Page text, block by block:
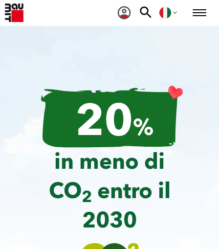
20%
in meno di
CO2 entro il
2030